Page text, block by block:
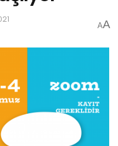
AA